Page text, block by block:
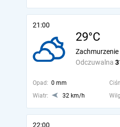
21:00
29°C
Odczuwalna
Zachmurzenie
Opad: 0 mm
Wiatr:
32 km/h
22:00